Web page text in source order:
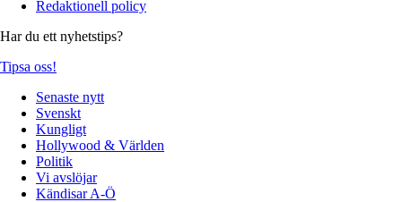
Redaktionell policy
Har du ett nyhetstips?
Tipsa oss!
Senaste nytt
Svenskt
Kungligt
Hollywood & Världen
Politik
Vi avslöjar
Kändisar A-Ö